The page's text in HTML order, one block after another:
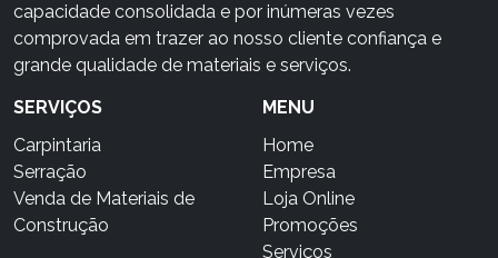
capacidade consolidada e por inúmeras vezes
comprovada em trazer ao nosso cliente confiança e
grande qualidade de materiais e serviços.
SERVIÇOS
Carpintaria
Serração
Venda de Materiais de
Construção
MENU
Home
Empresa
Loja Online
Promoções
Serviços